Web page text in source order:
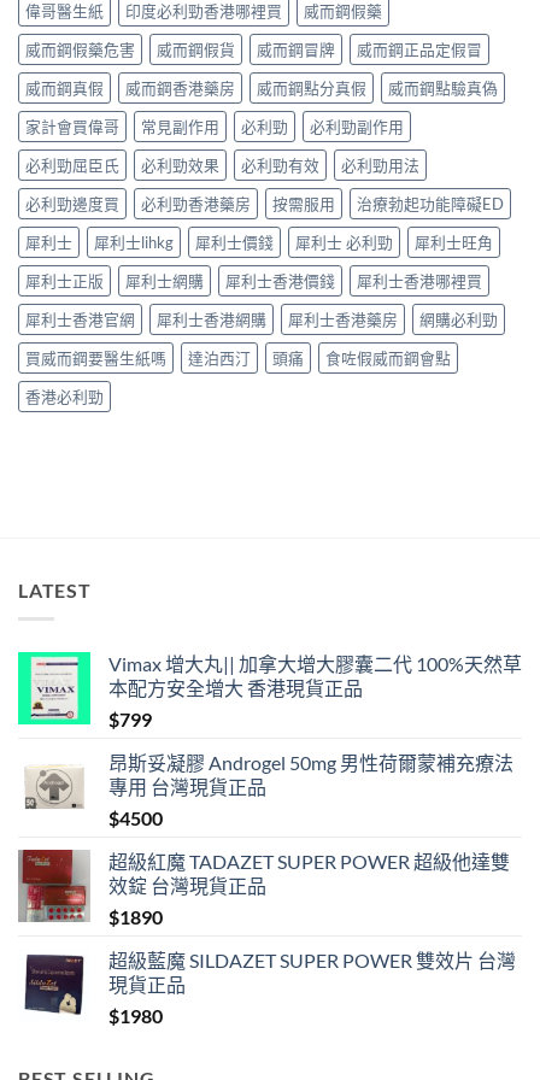
終
點〉
中
見
反
應、
發
生
率〉
中
效
與
藥
效
持
續
完
整
指
南：
30
分
見
效、
最
長
36
小
時、
正
購
30mg
vs
60mg
劑
量
選
擇
與
安
全
性
整
解
析〉
中
偉哥醫生紙 印度必利勁香港哪裡買
威而鋼假藥
威而鋼假藥危害
威而鋼假貨 威而鋼冒牌
威而鋼正品定假冒
威而鋼真假
威而鋼香港藥房 威而鋼點分真假
威而鋼點驗真偽
家計會買偉哥
常見副作用 必利勁
必利勁副作用
必利勁屈臣氏
必利勁效果 必利勁有效
必利勁用法
必利勁邊度買
必利勁香港藥房 按需服用
治療勃起功能障礙ED
犀利士
犀利士lihkg 犀利士價錢 犀利士 必利勁
犀利士旺角
犀利士正版
犀利士網購 犀利士香港價錢
犀利士香港哪裡買
犀利士香港官網
犀利士香港網購 犀利士香港藥房
網購必利勁
買威而鋼要醫生紙嗎
達泊西汀 頭痛
食咗假威而鋼會點
香港必利勁
LATEST
Vimax 增大丸|| 加拿大增大膠囊二代 100%天然草
本配方安全增大 香港現貨正品
$799
昂斯妥凝膠 Androgel 50mg 男性荷爾蒙補充療法
專用 台灣現貨正品
$4500
超級紅魔 TADAZET SUPER POWER 超級他達雙
效錠 台灣現貨正品
$1890
超級藍魔 SILDAZET SUPER POWER 雙效片 台灣
現貨正品
$1980